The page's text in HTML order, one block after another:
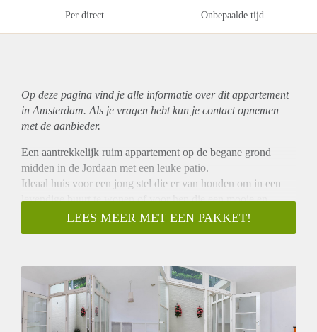
Per direct Onbepaalde tijd
Op deze pagina vind je alle informatie over ditappartement
in Amsterdam. Als je vragen hebt kun je contact opnemen
met de aanbieder.
Een aantrekkelijk ruim appartement op de begane grond
midden in de Jordaan met een leuke patio.
Ideaal huis voor een jong stel die er van houden om in een
levendige buurt te wonen of voor hen die een mooie en
moderne woonruimte ambiëren.
Locatie:
op zaterdag en maandag.
Het Westerpark is op loopafstand. Behalve recreëren kun jer
ook ontbijten in talloze eterijen, heerlijk eten op het
Westergas terras, mosselen eten bij Mossel & Gin of een
LEES MEER MET EEN PAKKET!